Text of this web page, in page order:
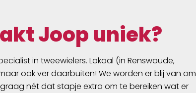
Joop uniek?
in tweewielers. Lokaal (in Renswoude,
ook ver daarbuiten! We worden er blij van om
nét dat stapje extra om te bereiken wat er